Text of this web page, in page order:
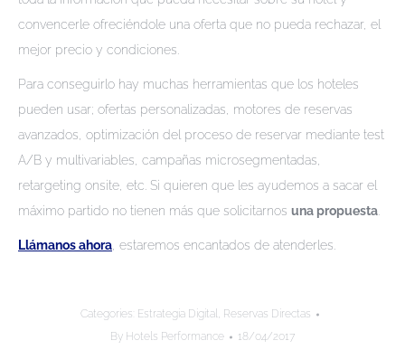
convencerle ofreciéndole una oferta que no pueda rechazar, el
mejor precio y condiciones.
Para conseguirlo hay muchas herramientas que los hoteles
pueden usar; ofertas personalizadas, motores de reservas
avanzados, optimización del proceso de reservar mediante test
A/B y multivariables, campañas microsegmentadas,
retargeting onsite, etc. Si quieren que les ayudemos a sacar el
máximo partido no tienen más que solicitarnos una propuesta
Llámanos ahora , estaremos encantados de atenderles.
Categories: Estrategia Digital, Reservas Directas
By Hotels Performance 18/04/2017